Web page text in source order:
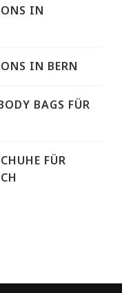
IN
IN BERN
BAGS FÜR
FÜR